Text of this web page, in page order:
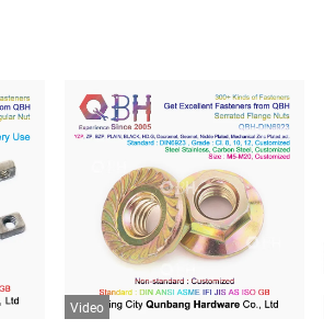
Video